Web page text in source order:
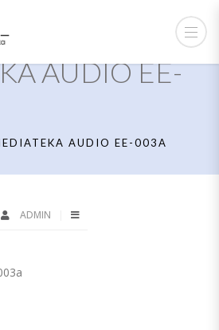
AUDIO EE-
AUDIO EE-003A
ADMIN